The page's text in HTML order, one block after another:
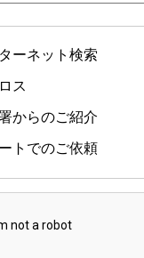
ーネット検索
ス
からのご紹介
トでのご依頼